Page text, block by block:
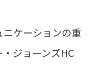
ニケーションの重
ジョーンズHC